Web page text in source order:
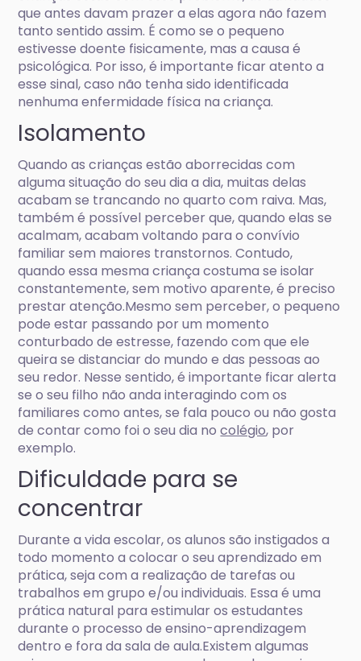
que antes davam prazer a elas agora não fazem
tanto sentido assim. É como se o pequeno
estivesse doente fisicamente, mas a causa é
psicológica. Por isso, é importante ficar atento a
esse sinal, caso não tenha sido identificada
nenhuma enfermidade física na criança.
Isolamento
Quando as crianças estão aborrecidas com
alguma situação do seu dia a dia, muitas delas
acabam se trancando no quarto com raiva. Mas,
também é possível perceber que, quando elas se
acalmam, acabam voltando para o convívio
familiar sem maiores transtornos. Contudo,
quando essa mesma criança costuma se isolar
constantemente, sem motivo aparente, é preciso
prestar atenção.Mesmo sem perceber, o pequeno
pode estar passando por um momento
conturbado de estresse, fazendo com que ele
queira se distanciar do mundo e das pessoas ao
seu redor. Nesse sentido, é importante ficar alerta
se o seu filho não anda interagindo com os
familiares como antes, se fala pouco ou não gosta
de contar como foi o seu dia nocolégio, por
exemplo.
Dificuldade para se
concentrar
Durante a vida escolar, os alunos são instigados a
todo momento a colocar o seu aprendizado em
prática, seja com a realização de tarefas ou
trabalhos em grupo e/ou individuais. Essa é uma
prática natural para estimular os estudantes
durante o processo de ensino-aprendizagem
dentro e fora da sala de aula.Existem algumas